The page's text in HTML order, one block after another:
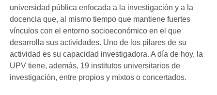
universidad pública enfocada a la investigación y a la
docencia que, al mismo tiempo que mantiene fuertes
vínculos con el entorno socioeconómico en el que
desarrolla sus actividades. Uno de los pilares de su
actividad es su capacidad investigadora. A día de hoy, la
UPV tiene, además, 19 institutos universitarios de
investigación, entre propios y mixtos o concertados.